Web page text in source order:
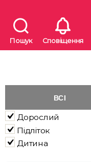
Пошук Сповіщення
ВСІ
Дорослий
Підліток
Дитина